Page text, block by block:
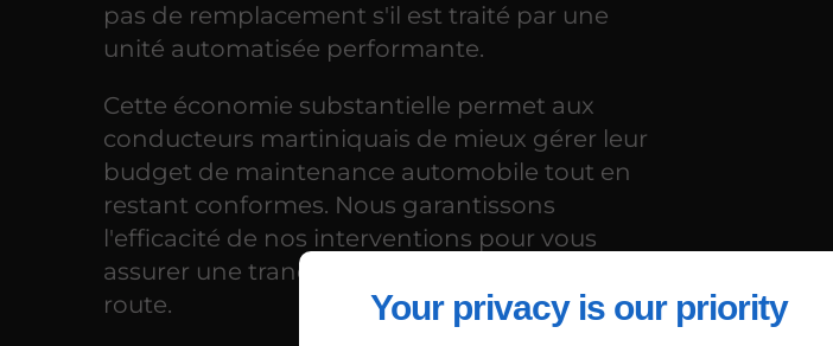
Your privacy is our priority
pas de remplacement s'il est traité par une
unité automatisée performante.
Cette économie substantielle permet aux
conducteurs martiniquais de mieux gérer leur
budget de maintenance automobile tout en
restant conformes. Nous garantissons
l'efficacité de nos interventions pour vous
assurer une tranquillité d'esprit totale sur la
route.